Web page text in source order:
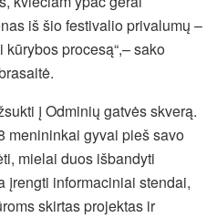
iš šio festivalio privalumų –
procesą“,– sako
į Odminių gatvės skverą.
menininkai gyvai pieš savo
mielai duos išbandyti
įrengti informaciniai stendai,
skirtas projektas ir